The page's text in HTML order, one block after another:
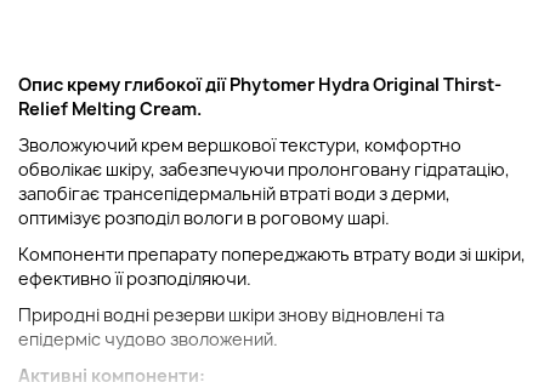
Опис крему глибокої дії Phytomer Hydra Original Thirst-
Relief Melting Cream.
Зволожуючий крем вершкової текстури, комфортно
обволікає шкіру, забезпечуючи пролонговану гідратацію,
запобігає трансепідермальній втраті води з дерми,
оптимізує розподіл вологи в роговому шарі.
Компоненти препарату попереджають втрату води зі шкіри,
ефективно її розподіляючи.
Природні водні резерви шкіри знову відновлені та
епідерміс чудово зволожений.
Активні компоненти: